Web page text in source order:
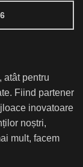
atât pentru
Fiind partener
inovatoare
noștri,
mult, facem